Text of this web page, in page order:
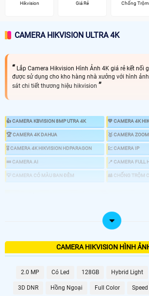
Hikvision
Giá Rẻ
Chống Trộm
CAMERA HIKVISION ULTRA 4K
Lắp Camera Hikvision Hình Ảnh 4K giá rẻ kết nối
được sử dụng cho kho hàng nhà xưởng với hình
sát chi tiết thương hiệu hikvision
👍 CAMERA KBVISION 8MP UTRA 4K 💛 CAMERA 4K
️🏆 CAMERA 4K DAHUA ️🥇 CAMERA
️🎖️ CAMERA 4K HIKVISION HDPARAGON 💹 CAMERA IP
💤 CAMERA AI 📍 CAMERA FULL
💡 CAMERA CÓ MÀU BAN ĐÊM 🎎 CHỐNG TRỘM
GIÁ VÀ THÔNG TINCAMERA HIKVISION HÌNH
2.0 MP Có Led 128GB Hybrid Light
3D DNR Hồng Ngoại Full Color